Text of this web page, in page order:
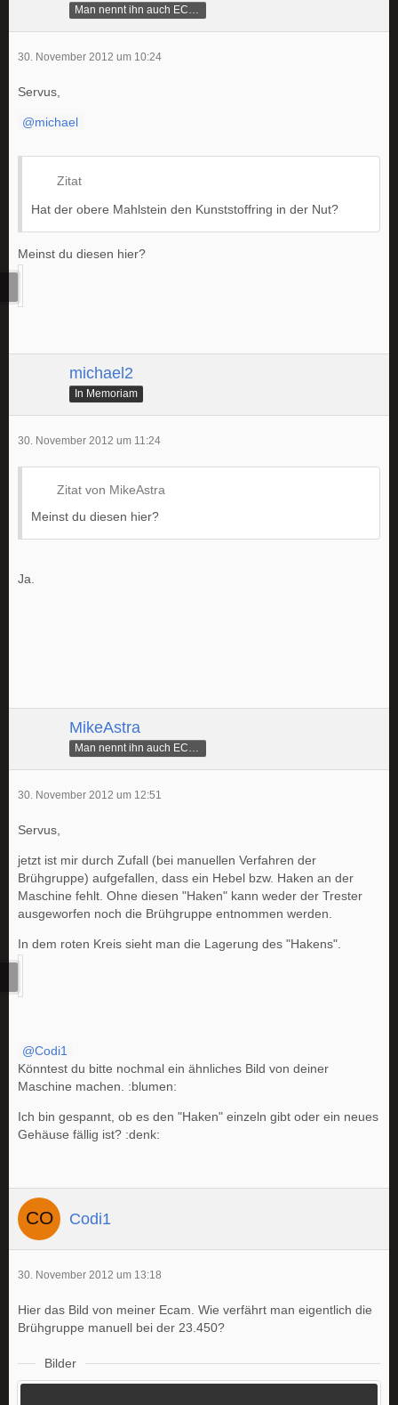
Man nennt ihn auch ECAMike
30. November 2012 um 10:24
Servus,
michael
Zitat
Hat der obere Mahlstein den Kunststoffring in der Nut?
Meinst du diesen hier?
michael2
In Memoriam
30. November 2012 um 11:24
Zitat von MikeAstra
Meinst du diesen hier?
Ja.
MikeAstra
Man nennt ihn auch ECAMike
30. November 2012 um 12:51
Servus,
jetzt ist mir durch Zufall (bei manuellen Verfahren der
Brühgruppe) aufgefallen, dass ein Hebel bzw. Haken an der
Maschine fehlt. Ohne diesen "Haken" kann weder der Trester
ausgeworfen noch die Brühgruppe entnommen werden.
In dem roten Kreis sieht man die Lagerung des "Hakens".
Codi1
Könntest du bitte nochmal ein ähnliches Bild von deiner
Maschine machen. :blumen:
Ich bin gespannt, ob es den "Haken" einzeln gibt oder ein neues
Gehäuse fällig ist? :denk:
Codi1
30. November 2012 um 13:18
Hier das Bild von meiner Ecam. Wie verfährt man eigentlich die
Brühgruppe manuell bei der 23.450?
Bilder